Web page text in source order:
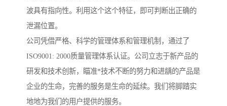
波具有指向性。利用这个这个特征，即可判断出正确的
泄漏位置。
公司凭借严格、科学的管理体系和管理机制，通过了
ISO9001: 2000质量管理体系认证。公司立志于新产品的
研发和技术创新，瞄准*技术不断的努力和进龋的产品是
企业的生命，完善的服务是生命的延续。我们将脚踏实
地地为我们的用户提供的服务。